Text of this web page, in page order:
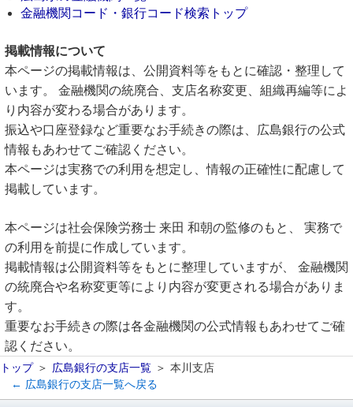
金融機関コード・銀行コード検索トップ
掲載情報について
本ページの掲載情報は、公開資料等をもとに確認・整理して
います。 金融機関の統廃合、支店名称変更、組織再編等によ
り内容が変わる場合があります。
振込や口座登録など重要なお手続きの際は、広島銀行の公式
情報もあわせてご確認ください。
本ページは実務での利用を想定し、情報の正確性に配慮して
掲載しています。
本ページは社会保険労務士 来田 和朝の監修のもと、 実務で
の利用を前提に作成しています。
掲載情報は公開資料等をもとに整理していますが、 金融機関
の統廃合や名称変更等により内容が変更される場合がありま
す。
重要なお手続きの際は各金融機関の公式情報もあわせてご確
認ください。
トップ 広島銀行の支店一覧
本川支店
← 広島銀行の支店一覧へ戻る